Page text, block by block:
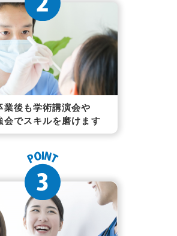
業後も学術講演会や
会でスキルを磨けます